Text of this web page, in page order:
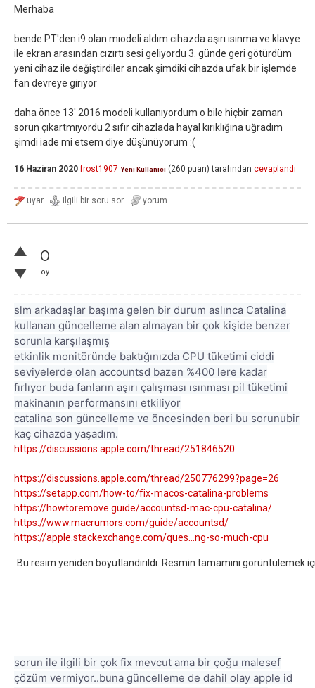
Merhaba
bende PT'den i9 olan mıodeli aldım cihazda aşırı ısınma ve klavye
ile ekran arasından cızırtı sesi geliyordu 3. günde geri götürdüm
yeni cihaz ile değiştirdiler ancak şimdiki cihazda ufak bir işlemde
fan devreye giriyor
daha önce 13' 2016 modeli kullanıyordum o bile hiçbir zaman
sorun çıkartmıyordu 2 sıfır cihazlada hayal kırıklığına uğradım
şimdi iade mi etsem diye düşünüyorum :(
16 Haziran 2020 frost1907 Yeni Kullanıcı (260 puan) tarafından cevaplandı
0
oy
slm arkadaşlar başıma gelen bir durum aslınca Catalina
kullanan güncelleme alan almayan bir çok kişide benzer
sorunla karşılaşmış
etkinlik monitöründe baktığınızda CPU tüketimi ciddi
seviyelerde olan accountsd bazen %400 lere kadar
fırlıyor buda fanların aşırı çalışması ısınması pil tüketimi
makinanın performansını etkiliyor
catalina son güncelleme ve öncesinden beri bu sorunubir
kaç cihazda yaşadım.
https://discussions.apple.com/thread/251846520
https://discussions.apple.com/thread/250776299?page=26
https://setapp.com/how-to/fix-macos-catalina-problems
https://howtoremove.guide/accountsd-mac-cpu-catalina/
https://www.macrumors.com/guide/accountsd/
https://apple.stackexchange.com/ques...ng-so-much-cpu
Bu resim yeniden boyutlandırıldı. Resmin tamamını
sorun ile ilgili bir çok fix mevcut ama bir çoğu malesef
çözüm vermiyor..buna güncelleme de dahil olay apple id